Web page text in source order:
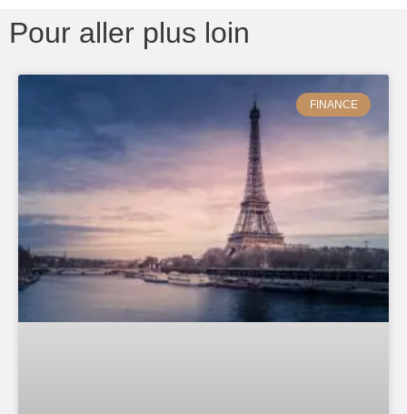
Pour aller plus loin
FINANCE